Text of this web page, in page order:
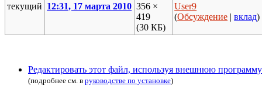
текущий 12:31, 17 марта 2010 356 ×
419
(30 КБ)
User9
(Обсуждение |вклад)
Редактировать этот файл, используя внешнюю программу
(подробнее см. в руководстве по установке)